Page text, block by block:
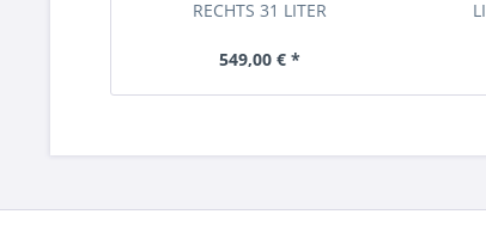
RECHTS 31 LITER
549,00 € *